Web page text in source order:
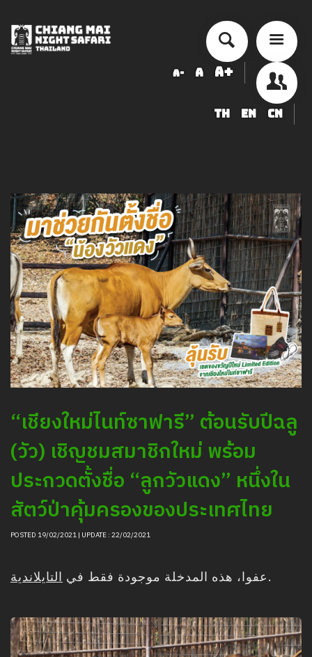
A- A A+
TH EN CN
شراء
أخبار التوظيف
LOGIN
“เชียงใหม่ไนท์ซาฟารี” ต้อนรับปีฉลู
(วัว) เชิญชมสมาชิกใหม่ พร้อม
ประกวดตั้งชื่อ “ลูกวัวแดง” หนึ่งใน
สัตว์ป่าคุ้มครองของประเทศไทย
POSTED 19/02/2021 | UPDATE : 22/02/2021
عفوا، هذه المدخلة موجودة فقط في التايلاندية .